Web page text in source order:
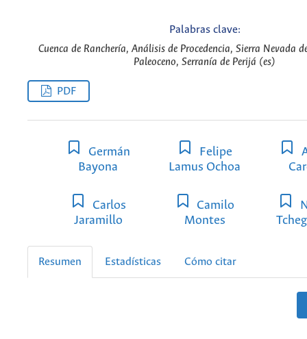
Palabras clave:
Cuenca de Ranchería, Análisis de Procedencia, Sierra Nevada
Paleoceno, Serranía de Perijá (es)
PDF
Germán
Bayona
Felipe
Lamus Ochoa
Carlos
Jaramillo
Camilo
Montes
Resumen Estadísticas Cómo citar